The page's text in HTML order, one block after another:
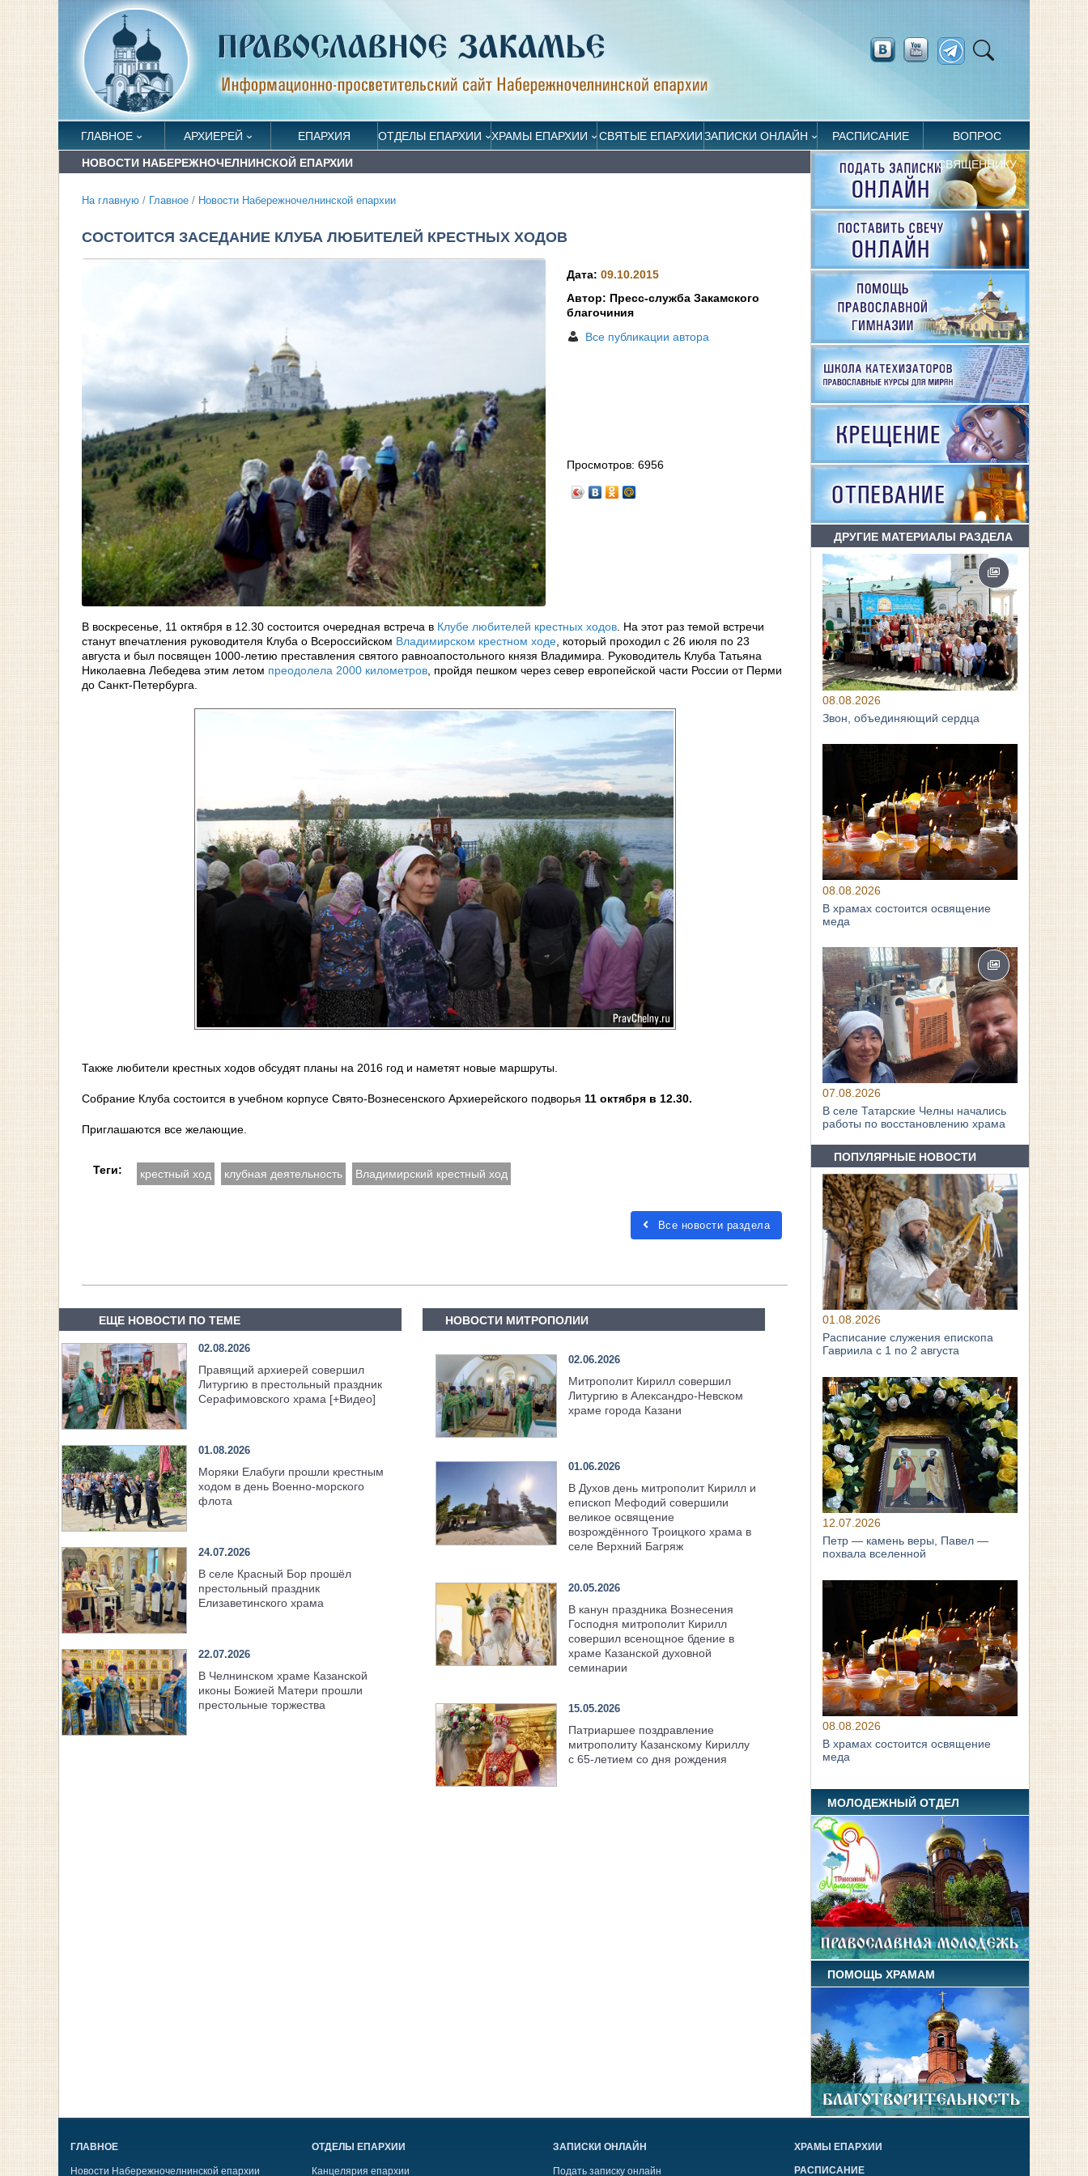
ГЛАВНОЕ АРХИЕРЕЙ ЕПАРХИЯ ОТДЕЛЫ ЕПАРХИИ ХРАМЫ ЕПАРХИИ СВЯТЫЕ ЕПАРХИИЗАПИСКИ ОНЛАЙН РАСПИСАНИЕ ВОПРОС
СВЯЩЕННИКУ
НОВОСТИ НАБЕРЕЖНОЧЕЛНИНСКОЙ ЕПАРХИИ
На главную / Главное / Новости Набережночелнинской епархии
СОСТОИТСЯ ЗАСЕДАНИЕ КЛУБА ЛЮБИТЕЛЕЙ КРЕСТНЫХ ХОДОВ
Дата:09.10.2015
Автор: Пресс-служба Закамского
благочиния
Все публикации автора
Просмотров:6956
В воскресенье, 11 октября в 12.30 состоится очередная встреча в Клубе любителей крестных ходов. На этот раз темой встречи
станут впечатления руководителя Клуба о Всероссийском Владимирском крестном ходе, который проходил с 26 июля по 23
августа и был посвящен 1000-летию преставления святого равноапостольного князя Владимира. Руководитель Клуба Татьяна
Николаевна Лебедева этим летом преодолела 2000 километров, пройдя пешком через север европейской части России от Перми
до Санкт-Петербурга.
Также любители крестных ходов обсудят планы на 2016 год и наметят новые маршруты.
Собрание Клуба состоится в учебном корпусе Свято-Вознесенского Архиерейского подворья 11 октября в 12.30.
Приглашаются все желающие.
Теги: крестный ход клубная деятельность Владимирский крестный ход
Все новости раздела
ЕЩЕ НОВОСТИ ПО ТЕМЕ
02.08.2026
Правящий архиерей совершил
Литургию в престольный праздник
Серафимовского храма [+Видео]
01.08.2026
Моряки Елабуги прошли крестным
ходом в день Военно‑морского
флота
24.07.2026
В селе Красный Бор прошёл
престольный праздник
Елизаветинского храма
22.07.2026
В Челнинском храме Казанской
иконы Божией Матери прошли
престольные торжества
НОВОСТИ МИТРОПОЛИИ
02.06.2026
Митрополит Кирилл совершил
Литургию в Александро-Невском
храме города Казани
01.06.2026
В Духов день митрополит Кирилл и
епископ Мефодий совершили
великое освящение
возрождённого Троицкого храма в
селе Верхний Багряж
20.05.2026
В канун праздника Вознесения
Господня митрополит Кирилл
совершил всенощное бдение в
храме Казанской духовной
семинарии
15.05.2026
Патриаршее поздравление
митрополиту Казанскому Кириллу
с 65-летием со дня рождения
ДРУГИЕ МАТЕРИАЛЫ РАЗДЕЛА
08.08.2026
Звон, объединяющий сердца
08.08.2026
В храмах состоится освящение
меда
07.08.2026
В селе Татарские Челны начались
работы по восстановлению храма
ПОПУЛЯРНЫЕ НОВОСТИ
01.08.2026
Расписание служения епископа
Гавриила с 1 по 2 августа
12.07.2026
Петр — камень веры, Павел —
похвала вселенной
08.08.2026
В храмах состоится освящение
меда
МОЛОДЕЖНЫЙ ОТДЕЛ
ПОМОЩЬ ХРАМАМ
ГЛАВНОЕ
Новости Набережночелнинской епархии
ОТДЕЛЫ ЕПАРХИИ
Канцелярия епархии
ЗАПИСКИ ОНЛАЙН
Подать записку онлайн
ХРАМЫ ЕПАРХИИ
РАСПИСАНИЕ